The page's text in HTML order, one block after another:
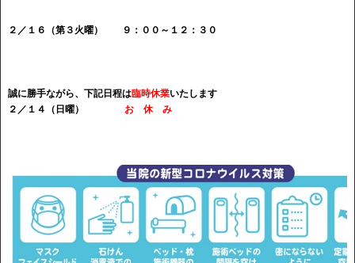
２／１６（第３火曜） ９：００～１２：３０
誠に勝手ながら、下記日程は臨時休業いたします
２／１４（日曜） お 休 み